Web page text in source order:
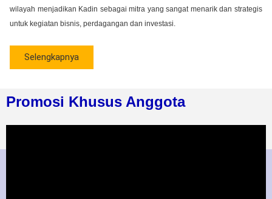
wilayah menjadikan Kadin sebagai mitra yang sangat menarik dan strategis
untuk kegiatan bisnis, perdagangan dan investasi.
Selengkapnya
Promosi Khusus Anggota